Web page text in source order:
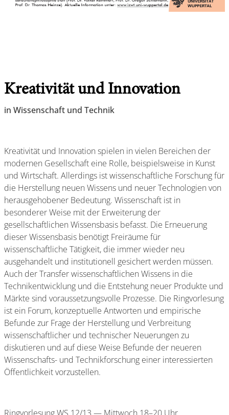
Kreativität und Innovation
in Wissenschaft und Technik
Kreativität und Innovation spielen in vielen Bereichen der
modernen Gesellschaft eine Rolle, beispielsweise in Kunst
und Wirtschaft. Allerdings ist wissenschaftliche Forschung für
die Herstellung neuen Wissens und neuer Technologien von
herausgehobener Bedeutung. Wissenschaft ist in
besonderer Weise mit der Erweiterung der
gesellschaftlichen Wissensbasis befasst. Die Erneuerung
dieser Wissensbasis benötigt Freiräume für
wissenschaftliche Tätigkeit, die immer wieder neu
ausgehandelt und institutionell gesichert werden müssen.
Auch der Transfer wissenschaftlichen Wissens in die
Technikentwicklung und die Entstehung neuer Produkte und
Märkte sind voraussetzungsvolle Prozesse. Die Ringvorlesung
ist ein Forum, konzeptuelle Antworten und empirische
Befunde zur Frage der Herstellung und Verbreitung
wissenschaftlicher und technischer Neuerungen zu
diskutieren und auf diese Weise Befunde der neueren
Wissenschafts- und Technikforschung einer interessierten
Öffentlichkeit vorzustellen.
Ringvorlesung WS 12/13 — Mittwoch 18–20 Uhr,